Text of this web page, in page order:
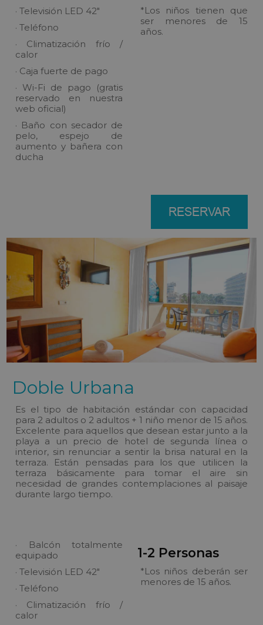
· Televisión LED 42"
· Teléfono
· Climatización frío /
calor
· Caja fuerte de pago
· Wi-Fi de pago (gratis
reservado en nuestra
web oficial)
· Baño con secador de
pelo, espejo de
aumento y bañera con
ducha
*Los niños tienen que
ser menores de 15
años.
RESERVAR
Doble Urbana
Es el tipo de habitación estándar con capacidad
para 2 adultos o 2 adultos + 1 niño menor de 15 años.
Excelente para aquellos que desean estar junto a la
playa a un precio de hotel de segunda línea o
interior, sin renunciar a sentir la brisa natural en la
terraza. Están pensadas para los que utilicen la
terraza básicamente para tomar el aire sin
necesidad de grandes contemplaciones al paisaje
durante largo tiempo.
· Balcón totalmente
equipado
· Televisión LED 42"
· Teléfono
· Climatización frío /
calor
1-2 Personas
*Los niños deberán ser
menores de 15 años.